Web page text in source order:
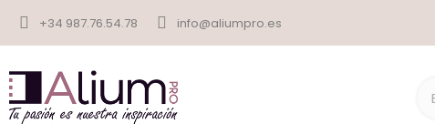
+34 987.76.54.78 info@aliumpro.es